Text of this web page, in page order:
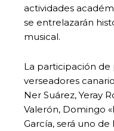
actividades
se entrelazarán
musical.
La participación de
verseadores
Ner Suárez, Yeray
Valerón, Domingo
García, será uno